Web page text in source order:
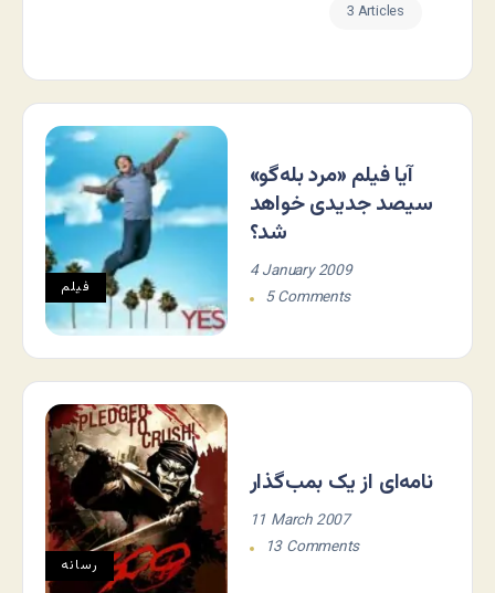
3 Articles
فيلم
آیا فیلم «مرد بله‌گو»
سیصد جدیدی خواهد
شد؟
4 January 2009
5 Comments
رسانه
نامه‌ای از یک بمب‌گذار
11 March 2007
13 Comments